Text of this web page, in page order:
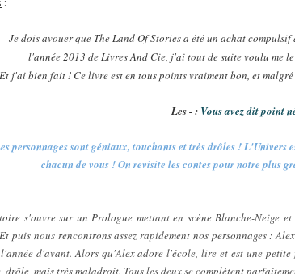
Je dois avouer que The Land Of Stories a été un achat
l'année 2013 de Livres And Cie, j'ai tout de suite voulu me
Et j'ai bien fait ! Ce livre est en tous points vraiment bon, et
Les - : Vous avez dit point
personnages sont géniaux, touchants et très drôles !
chacun de vous ! On revisite les contes pour notre plus
s'ouvre sur un Prologue mettant en scène Blanche-Neige et
puis nous rencontrons assez rapidement nos personnages :
d'avant. Alors qu'Alex adore l'école, lire et est une
drôle, mais très maladroit. Tous les deux se complètent